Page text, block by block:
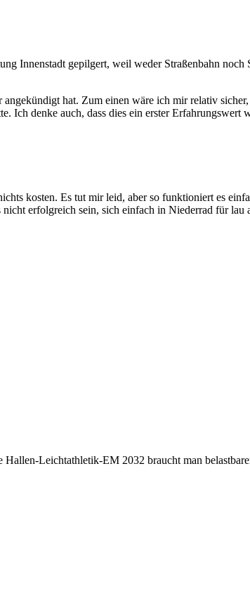
Innenstadt gepilgert, weil weder Straßenbahn noch
hat. Zum einen wäre ich mir relativ
Ich denke auch, dass dies ein erster Erfahrungswert
kosten. Es tut mir leid, aber so funktioniert es
erfolgreich sein, sich einfach in Niederrad für lau
Leichtathletik-EM 2032 braucht man